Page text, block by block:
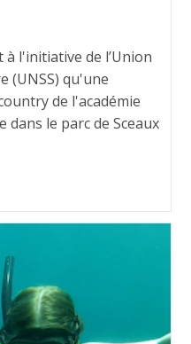
à l'initiative de l’Union
(UNSS) qu'une
de l'académie
dans le parc de Sceaux